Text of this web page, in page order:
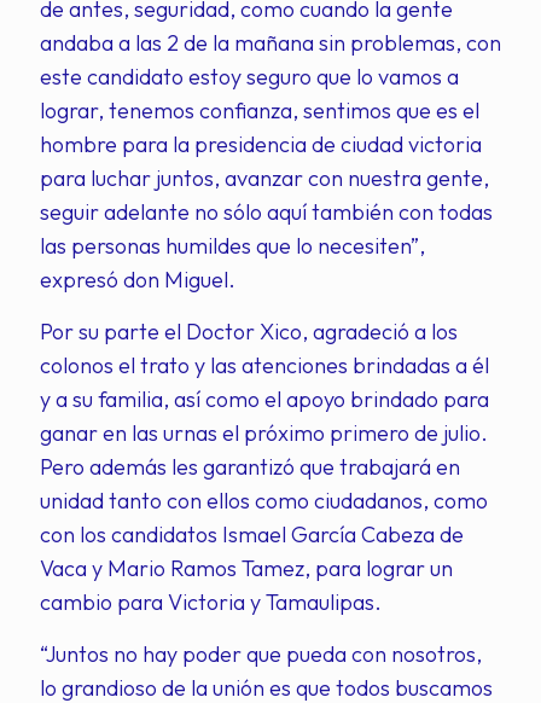
de antes, seguridad, como cuando la gente
andaba a las 2 de la mañana sin problemas, con
este candidato estoy seguro que lo vamos a
lograr, tenemos confianza, sentimos que es el
hombre para la presidencia de ciudad victoria
para luchar juntos, avanzar con nuestra gente,
seguir adelante no sólo aquí también con todas
las personas humildes que lo necesiten”,
expresó don Miguel.
Por su parte el Doctor Xico, agradeció a los
colonos el trato y las atenciones brindadas a él
y a su familia, así como el apoyo brindado para
ganar en las urnas el próximo primero de julio.
Pero además les garantizó que trabajará en
unidad tanto con ellos como ciudadanos, como
con los candidatos Ismael García Cabeza de
Vaca y Mario Ramos Tamez, para lograr un
cambio para Victoria y Tamaulipas.
“Juntos no hay poder que pueda con nosotros,
lo grandioso de la unión es que todos buscamos